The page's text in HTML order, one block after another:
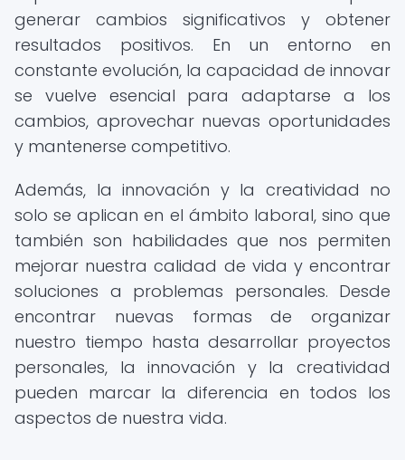
generar cambios significativos y obtener
resultados positivos. En un entorno en
constante evolución, la capacidad de innovar
se vuelve esencial para adaptarse a los
cambios, aprovechar nuevas oportunidades
y mantenerse competitivo.
Además, la innovación y la creatividad no
solo se aplican en el ámbito laboral, sino que
también son habilidades que nos permiten
mejorar nuestra calidad de vida y encontrar
soluciones a problemas personales. Desde
encontrar nuevas formas de organizar
nuestro tiempo hasta desarrollar proyectos
personales, la innovación y la creatividad
pueden marcar la diferencia en todos los
aspectos de nuestra vida.